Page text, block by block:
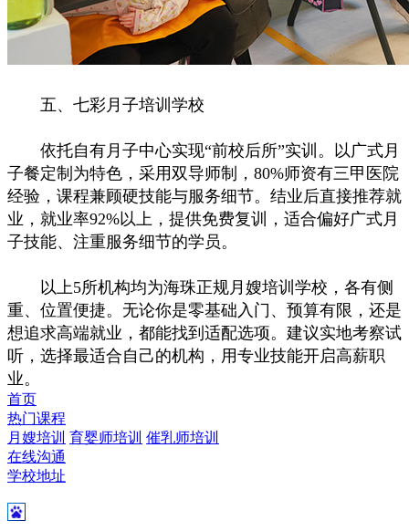
五、七彩月子培训学校
依托自有月子中心实现“前校后所”实训。以广式月
子餐定制为特色，采用双导师制，80%师资有三甲医院
经验，课程兼顾硬技能与服务细节。结业后直接推荐就
业，就业率92%以上，提供免费复训，适合偏好广式月
子技能、注重服务细节的学员。
以上5所机构均为海珠正规月嫂培训学校，各有侧
重、位置便捷。无论你是零基础入门、预算有限，还是
想追求高端就业，都能找到适配选项。建议实地考察试
听，选择最适合自己的机构，用专业技能开启高薪职
业。
首页
热门课程
月嫂培训 育婴师培训 催乳师培训
在线沟通
学校地址